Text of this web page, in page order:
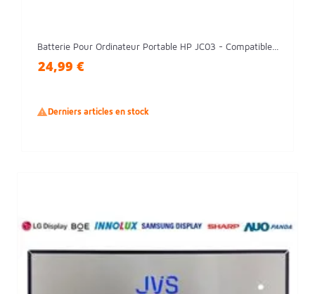
Batterie Pour Ordinateur Portable HP JC03 - Compatible...
24,99 €
Derniers articles en stock